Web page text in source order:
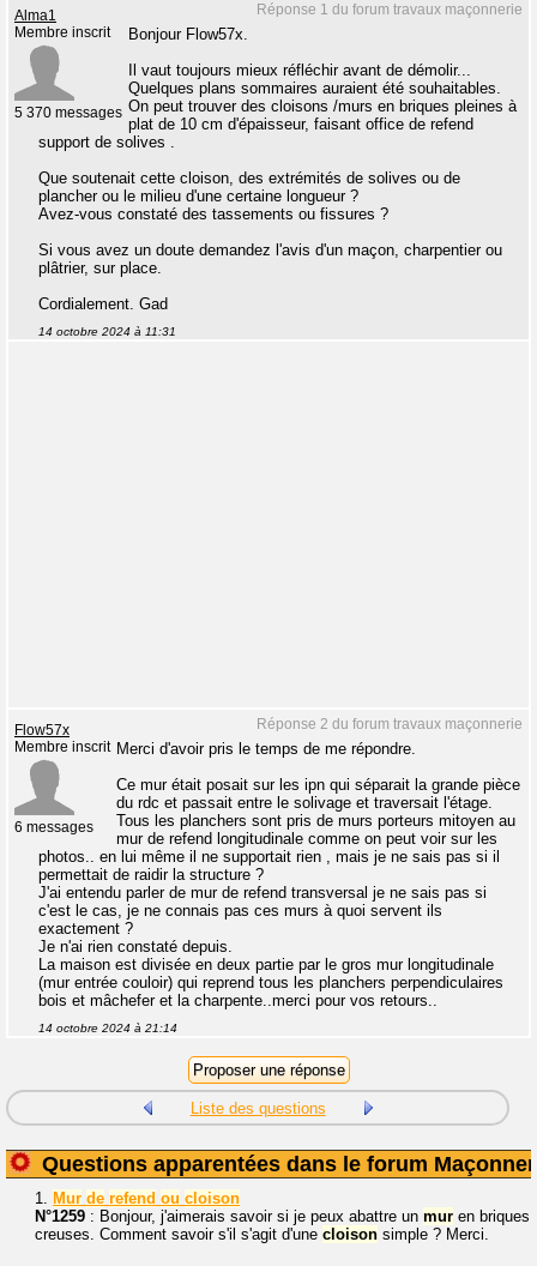
Réponse 1 du forum travaux maçonnerie
Alma1
Membre inscrit
5 370 messages
Bonjour Flow57x.
Il vaut toujours mieux réfléchir avant de démolir...
Quelques plans sommaires auraient été souhaitables.
On peut trouver des cloisons /murs en briques pleines à
plat de 10 cm d'épaisseur, faisant office de refend
support de solives .
Que soutenait cette cloison, des extrémités de solives ou de
plancher ou le milieu d'une certaine longueur ?
Avez-vous constaté des tassements ou fissures ?
Si vous avez un doute demandez l'avis d'un maçon, charpentier ou
plâtrier, sur place.
Cordialement. Gad
14 octobre 2024 à 11:31
Réponse 2 du forum travaux maçonnerie
Flow57x
Membre inscrit
6 messages
Merci d'avoir pris le temps de me répondre.
Ce mur était posait sur les ipn qui séparait la grande pièce
du rdc et passait entre le solivage et traversait l'étage.
Tous les planchers sont pris de murs porteurs mitoyen au
mur de refend longitudinale comme on peut voir sur les
photos.. en lui même il ne supportait rien , mais je ne sais pas si il
permettait de raidir la structure ?
J'ai entendu parler de mur de refend transversal je ne sais pas si
c'est le cas, je ne connais pas ces murs à quoi servent ils
exactement ?
Je n'ai rien constaté depuis.
La maison est divisée en deux partie par le gros mur longitudinale
(mur entrée couloir) qui reprend tous les planchers perpendiculaires
bois et mâchefer et la charpente..merci pour vos retours..
14 octobre 2024 à 21:14
Liste des questions
Questions apparentées dans le forum
1. Mur de refend ou cloison
N°1259 : Bonjour, j'aimerais savoir si je peux abattre un mur en briques
creuses. Comment savoir s'il s'agit d'une cloison simple ? Merci.